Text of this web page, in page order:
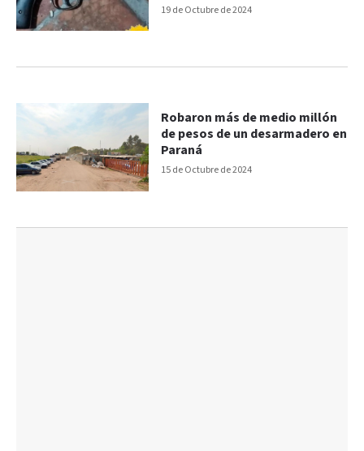
19 de Octubre de 2024
15 de Octubre de 2024
Robaron más de medio millón
de pesos de un desarmadero en
Paraná